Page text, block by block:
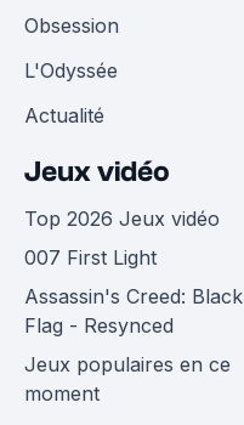
Obsession
L'Odyssée
Actualité
Jeux vidéo
Top 2026 Jeux vidéo
007 First Light
Assassin's Creed: Black
Flag - Resynced
Jeux populaires en ce
moment